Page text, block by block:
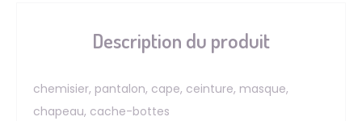
Description du produit
chemisier, pantalon, cape, ceinture, masque,
chapeau, cache-bottes